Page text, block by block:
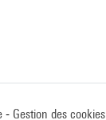
Gestion des cookies